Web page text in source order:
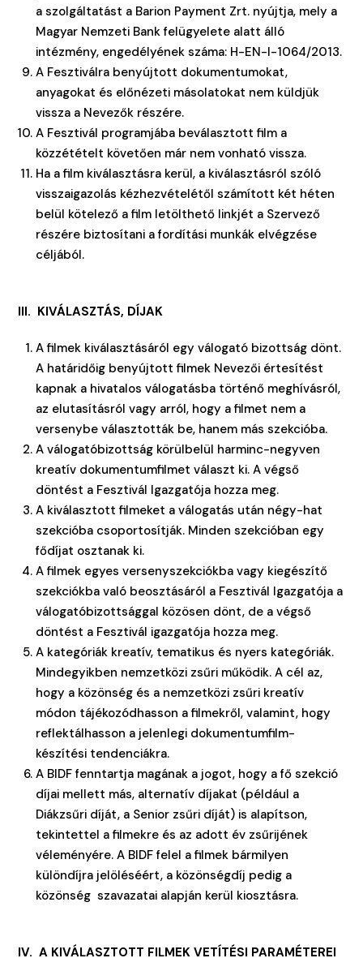
a szolgáltatást a Barion Payment Zrt. nyújtja, mely a
Magyar Nemzeti Bank felügyelete alatt álló
intézmény, engedélyének száma: H-EN-I-1064/2013.
A Fesztiválra benyújtott dokumentumokat,
anyagokat és előnézeti másolatokat nem küldjük
vissza a Nevezők részére.
A Fesztivál programjába beválasztott film a
közzétételt követően már nem vonható vissza.
Ha a film kiválasztásra kerül, a kiválasztásról szóló
visszaigazolás kézhezvételétől számított két héten
belül kötelező a film letölthető linkjét a Szervező
részére biztosítani a fordítási munkák elvégzése
céljából.
III. KIVÁLASZTÁS, DÍJAK
A filmek kiválasztásáról egy válogató bizottság dönt.
A határidőig benyújtott filmek Nevezői értesítést
kapnak a hivatalos válogatásba történő meghívásról,
az elutasításról vagy arról, hogy a filmet nem a
versenybe választották be, hanem más szekcióba.
A válogatóbizottság körülbelül harminc-negyven
kreatív dokumentumfilmet választ ki. A végső
döntést a Fesztivál Igazgatója hozza meg.
A kiválasztott filmeket a válogatás után négy-hat
szekcióba csoportosítják. Minden szekcióban egy
fődíjat osztanak ki.
A filmek egyes versenyszekciókba vagy kiegészítő
szekciókba való beosztásáról a Fesztivál Igazgatója a
válogatóbizottsággal közösen dönt, de a végső
döntést a Fesztivál igazgatója hozza meg.
A kategóriák kreatív, tematikus és nyers kategóriák.
Mindegyikben nemzetközi zsűri működik. A cél az,
hogy a közönség és a nemzetközi zsűri kreatív
módon tájékozódhasson a filmekről, valamint, hogy
reflektálhasson a jelenlegi dokumentumfilm-
készítési tendenciákra.
A BIDF fenntartja magának a jogot, hogy a fő szekció
díjai mellett más, alternatív díjakat (például a
Diákzsűri díját, a Senior zsűri díját) is alapítson,
tekintettel a filmekre és az adott év zsűrijének
véleményére. A BIDF felel a filmek bármilyen
különdíjra jelöléséért, a közönségdíj pedig a
közönség szavazatai alapján kerül kiosztásra.
IV. A KIVÁLASZTOTT FILMEK VETÍTÉSI PARAMÉTEREI